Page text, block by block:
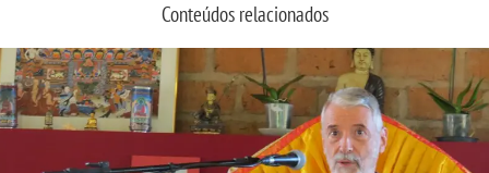
Conteúdos relacionados